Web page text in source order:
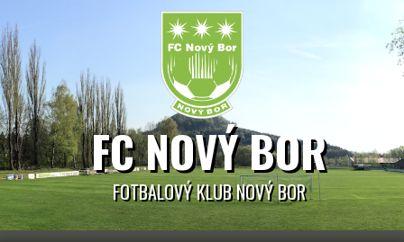
to
content
FC NOVÝ BOR
FOTBALOVÝ KLUB NOVÝ BOR